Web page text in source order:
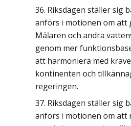
Riksdagen ställer sig
anförs i motionen om att
Mälaren och andra
genom mer
att harmoniera med
kontinenten och
regeringen.
Riksdagen ställer sig
anförs i motionen om att